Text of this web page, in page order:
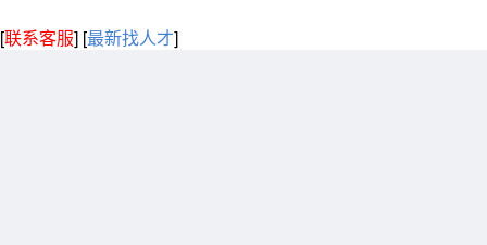
[联系客服] [最新找人才]